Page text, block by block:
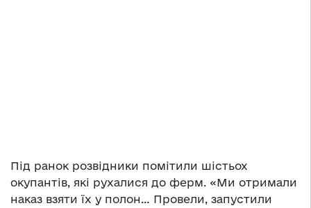
Під ранок розвідники помітили шістьох
окупантів, які рухалися до ферм. «Ми отримали
наказ взяти їх у полон… Провели, запустили